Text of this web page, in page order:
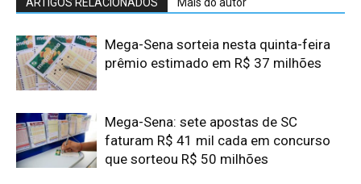
Mega-Sena sorteia nesta quinta-feira
prêmio estimado em R$ 37 milhões
Mega-Sena: sete apostas de SC
faturam R$ 41 mil cada em concurso
que sorteou R$ 50 milhões